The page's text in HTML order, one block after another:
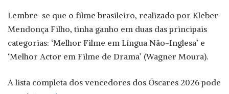
Lembre-se que o filme brasileiro, realizado por Kleber
Mendonça Filho, tinha ganho em duas das principais
categorias: ‘Melhor Filme em Língua Não-Inglesa’ e
‘Melhor Actor em Filme de Drama’ (Wagner Moura).
A lista completa dos vencedores dos Óscares 2026 pode